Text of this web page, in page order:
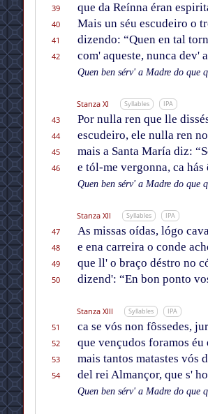
39 que da Reínna éran
40
Mais un séu escudeiro o
41
dizendo: “Quen en tal
42
com' aqueste, nunca dev'
Quen ben sérv' a Madre do que
Stanza XI Syllables IPA
43 Por nulla ren que lle
44
escudeiro, ele nulla ren
45
mais a Santa María diz:
46
e tól-me vergonna, ca hás
Quen ben sérv' a Madre do que
Stanza XII Syllables IPA
47 As missas oídas, lógo
48
e ena carreira o conde
49
que ll' o braço déstro no
50
dizend': “En bon ponto
Stanza XIII Syllables IPA
51 ca se vós non fôssedes,
52
que vençudos foramos éu
53
mais tantos matastes vós
54
del rei Almançor, que s'
Quen ben sérv' a Madre do que